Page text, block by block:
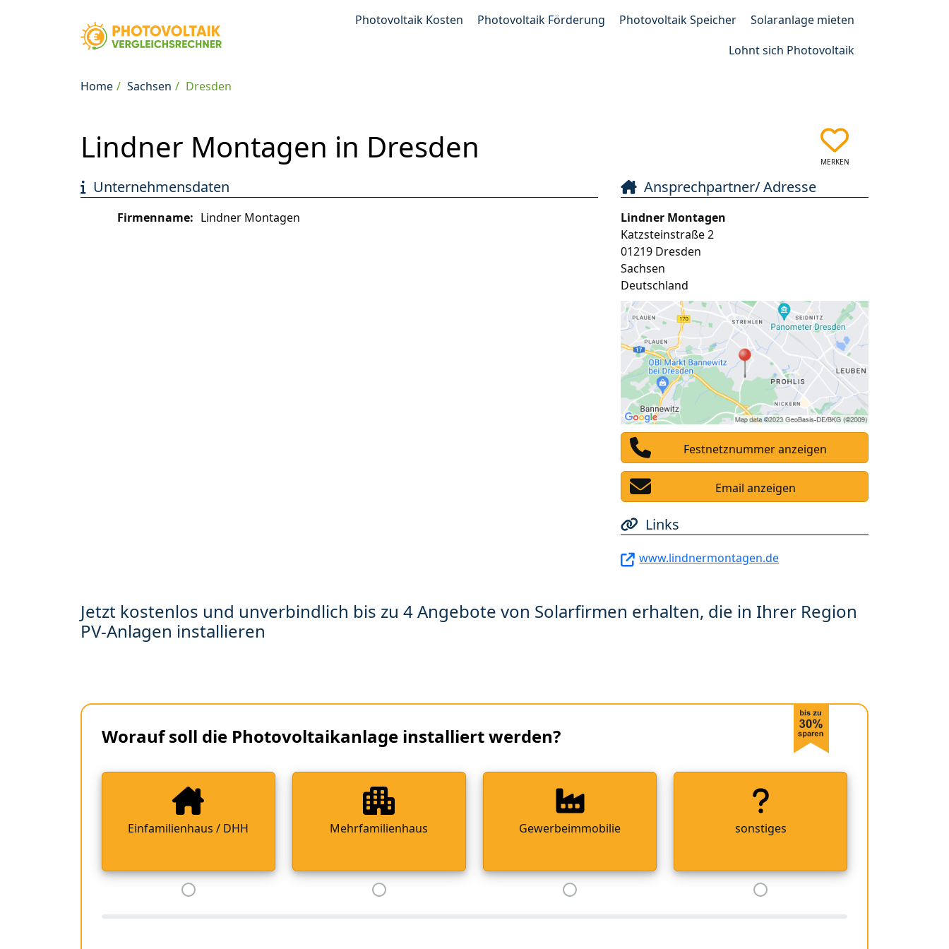
Photovoltaik Kosten Photovoltaik Förderung Photovoltaik Speicher
Solaranlage mieten
Lohnt sich Photovoltaik
Home Sachsen Dresden
Lindner Montagen in Dresden MERKEN
Unternehmensdaten
Firmenname: Lindner Montagen
Ansprechpartner/ Adresse
Lindner Montagen
Katzsteinstraße 2
01219 Dresden
Sachsen
Deutschland
Festnetznummer anzeigen
Email anzeigen
Links
www.lindnermontagen.de
Jetzt kostenlos und unverbindlich bis zu 4 Angebote von Solarfirmen erhalten, die in Ihrer Region
PV-Anlagen installieren
Worauf soll die Photovoltaikanlage installiert werden?
Einfamilienhaus / DHH Mehrfamilienhaus Gewerbeimmobilie sonstiges